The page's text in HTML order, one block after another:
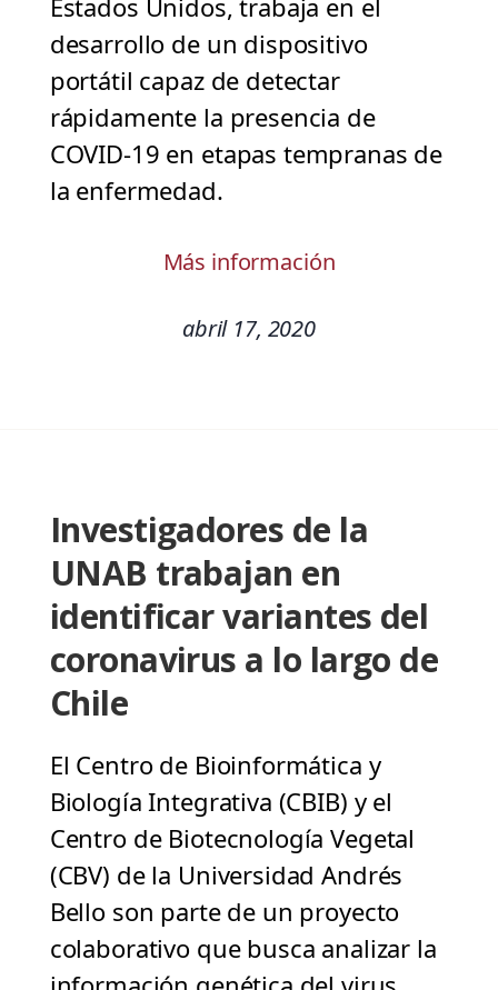
Estados Unidos, trabaja en el
desarrollo de un dispositivo
portátil capaz de detectar
rápidamente la presencia de
COVID-19 en etapas tempranas de
la enfermedad.
Más información
abril 17, 2020
Investigadores de la
UNAB trabajan en
identificar variantes del
coronavirus a lo largo de
Chile
El Centro de Bioinformática y
Biología Integrativa (CBIB) y el
Centro de Biotecnología Vegetal
(CBV) de la Universidad Andrés
Bello son parte de un proyecto
colaborativo que busca analizar la